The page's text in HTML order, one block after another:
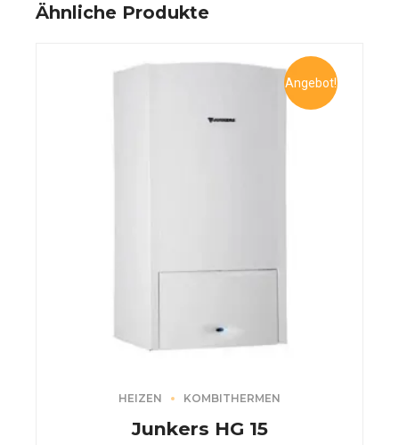
Ähnliche Produkte
Angebot!
HEIZEN KOMBITHERMEN
Junkers HG 15